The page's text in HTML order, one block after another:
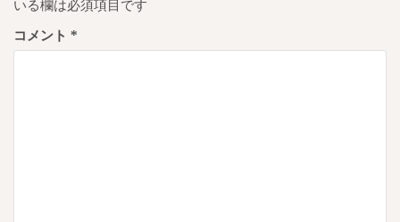
ョ
いる欄は必須項目です
コメント *